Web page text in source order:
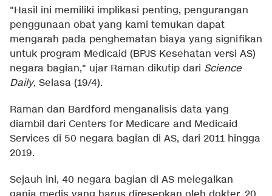
"Hasil ini memiliki implikasi penting, pengurangan
penggunaan obat yang kami temukan dapat
mengarah pada penghematan biaya yang signifikan
untuk program Medicaid (BPJS Kesehatan versi AS)
negara bagian," ujar Raman dikutip dari Science
Daily, Selasa (19/4).
Raman dan Bardford menganalisis data yang
diambil dari Centers for Medicare and Medicaid
Services di 50 negara bagian di AS, dari 2011 hingga
2019.
Sejauh ini, 40 negara bagian di AS melegalkan